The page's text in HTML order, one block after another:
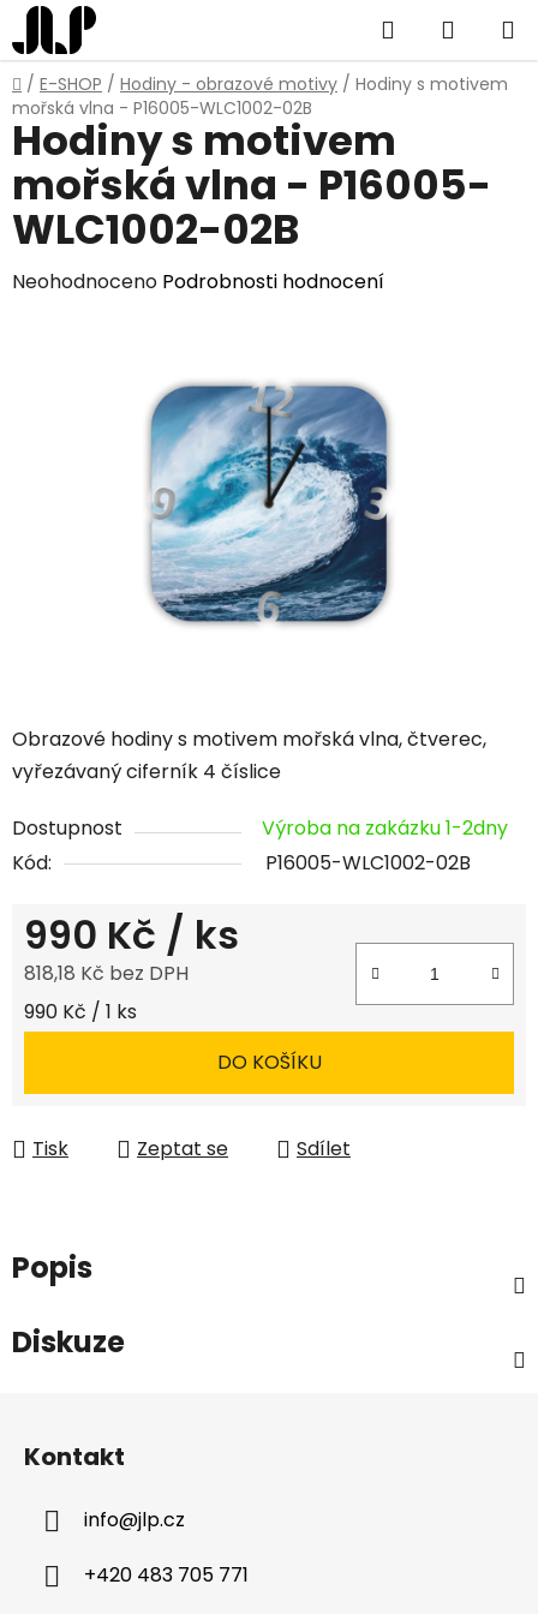
Přejít
na
obsah
Hledat
KOŠÍK
Domů
/ E-SHOP / Hodiny - obrazové motivy / Hodiny s motivem
mořská vlna - P16005-WLC1002-02B
Obrazové hodiny s motivem mořská vlna, čtverec,
vyřezávaný ciferník 4 číslice
Dostupnost
Výroba na zakázku 1-2dny
Kód:
P16005-WLC1002-02B
990 Kč / ks
818,18 Kč bez DPH
Měrná cena:
990 Kč / 1 ks
DO KOŠÍKU
Tisk Zeptat se Sdílet
Hodiny s motivem
mořská vlna - P16005-
WLC1002-02B
Průměrné
Neohodnoceno Podrobnosti hodnocení
Popis
Diskuze
Kontakt
info@jlp.cz
+420 483 705 771